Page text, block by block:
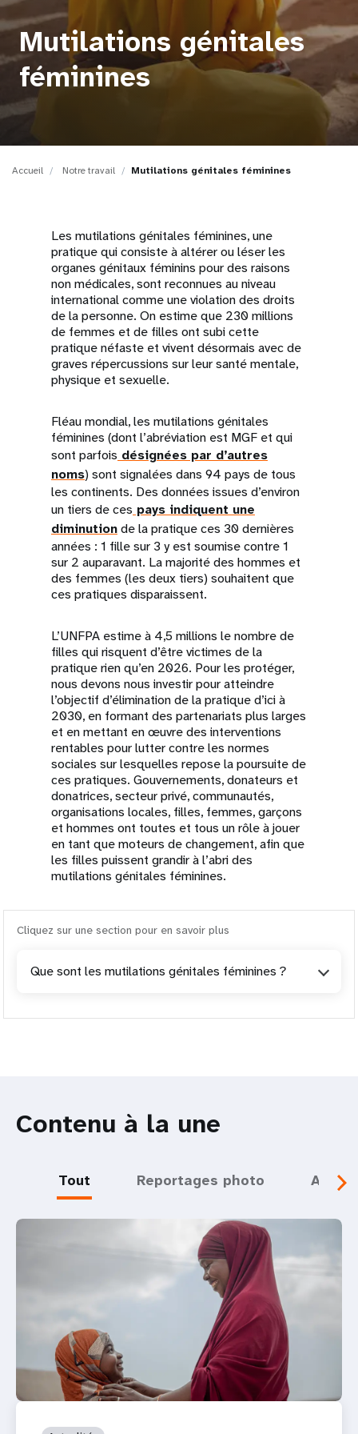
t
i
o
n
Mutilations génitales
féminines
Accueil Notre travail Mutilations génitales féminines
Les mutilations génitales féminines, une
pratique qui consiste à altérer ou léser les
organes génitaux féminins pour des raisons
non médicales, sont reconnues au niveau
international comme une violation des droits
de la personne. On estime que 230 millions
de femmes et de filles ont subi cette
pratique néfaste et vivent désormais avec de
graves répercussions sur leur santé mentale,
physique et sexuelle.
Fléau mondial, les mutilations génitales
féminines (dont l’abréviation est MGF et qui
sont parfois désignées par d’autres
noms) sont signalées dans 94 pays de tous
les continents. Des données issues d’environ
un tiers de ces pays indiquent une
diminutionde la pratique ces 30 dernières
années : 1 fille sur 3 y est soumise contre 1
sur 2 auparavant. La majorité des hommes et
des femmes (les deux tiers) souhaitent que
ces pratiques disparaissent.
L’UNFPA estime à 4,5 millions le nombre de
filles qui risquent d’être victimes de la
pratique rien qu’en 2026. Pour les protéger,
nous devons nous investir pour atteindre
l’objectif d’élimination de la pratique d’ici à
2030, en formant des partenariats plus larges
et en mettant en œuvre des interventions
rentables pour lutter contre les normes
sociales sur lesquelles repose la poursuite de
ces pratiques. Gouvernements, donateurs et
donatrices, secteur privé, communautés,
organisations locales, filles, femmes, garçons
et hommes ont toutes et tous un rôle à jouer
en tant que moteurs de changement, afin que
les filles puissent grandir à l’abri des
mutilations génitales féminines.
Cliquez sur une section pour en savoir plus
Que sont les mutilations génitales féminines ?
Contenu à la une
Tout Reportages photo